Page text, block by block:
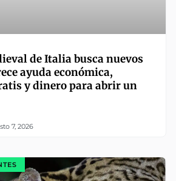
de Italia busca nuevos
ayuda económica,
y dinero para abrir un
7, 2026